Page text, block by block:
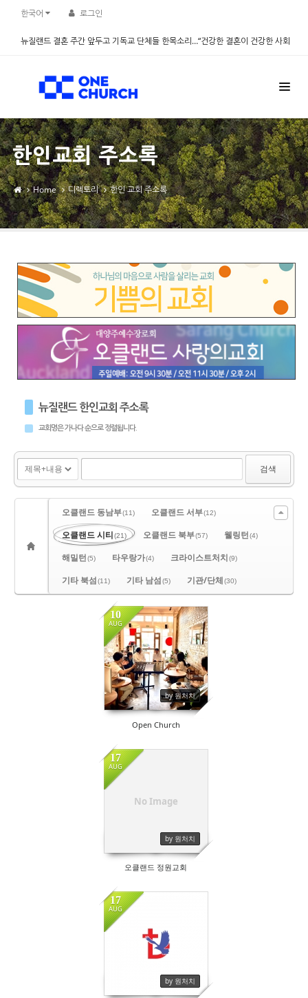
한국어 로그인
뉴질랜드 결혼 주간 앞두고 기독교 단체들 한목소리…“건강한 결혼이 건강한 사회
한인교회 주소록
Home 디렉토리 한인 교회 주소록
뉴질랜드 한인교회 주소록
교회명은 가나다 순으로 정렬됩니다.
검색
오클랜드 동남부(11) 오클랜드 서부(12)
오클랜드 시티(21) 오클랜드 북부(57) 웰링턴(4)
해밀턴(5) 타우랑가(4) 크라이스트처치(9)
기타 북섬(11) 기타 남섬(5) 기관/단체(30)
10
AUG
by 원처치
Open Church
No Image
17
AUG
by 원처치
오클랜드 정원교회
17
AUG
by 원처치
Sketchbook5, 스케치북5